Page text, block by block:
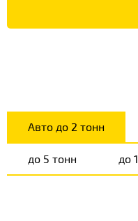
Авто до 2 тонн
до 5 тонн до